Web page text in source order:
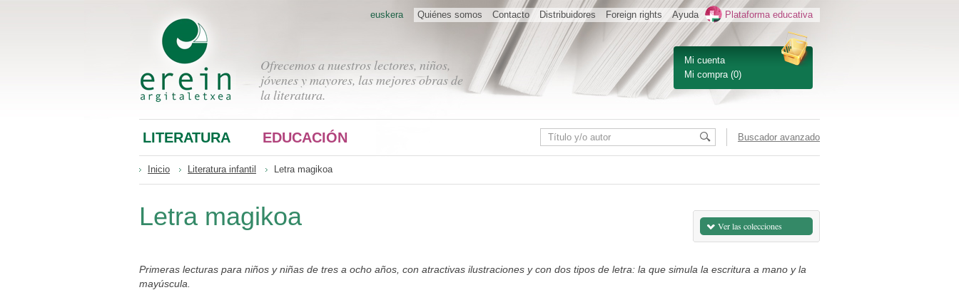
Mi cuenta
Mi compra (0)
Ofrecemos a nuestros lectores, niños,
jóvenes y mayores, las mejores obras de
la literatura.
Quiénes somos Contacto Distribuidores Foreign rights Ayuda Plataforma educativa
euskera
LITERATURA EDUCACIÓN Buscador avanzado
Inicio Literatura infantil Letra magikoa
Letra magikoa Ver las colecciones
Primeras lecturas para niños y niñas de tres a ocho años, con atractivas ilustraciones y con dos tipos de letra: la que simula la escritura a mano y la
mayúscula.